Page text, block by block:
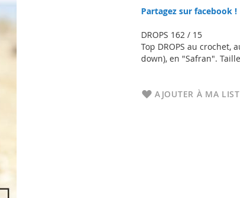
Partagez sur facebook !
DROPS 162 / 15
Top DROPS au crochet,
down), en "Safran".
AJOUTER À MA